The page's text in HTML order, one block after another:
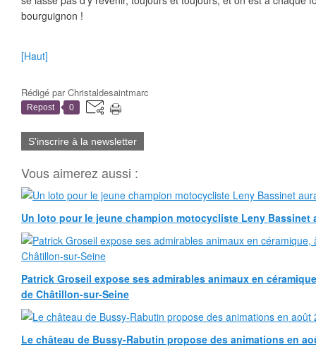
bourguignon !
[Haut]
Rédigé parChristaldesaintmarc
Repost 0
S'inscrire à la newsletter
Vous aimerez aussi :
Un loto pour le jeune champion motocycliste Leny Bassinet
Patrick Groseil expose ses admirables animaux en
de Châtillon-sur-Seine
Le château de Bussy-Rabutin propose des animations en